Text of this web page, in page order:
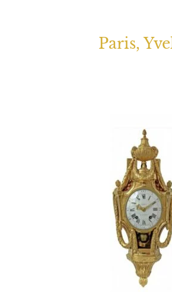
Paris,